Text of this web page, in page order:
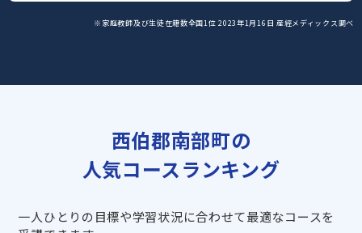
※家庭教師及び生徒在籍数全国1位 2023年1月16日 産經メディックス調べ
西伯郡南部町の
人気コースランキング
一人ひとりの目標や学習状況に合わせて最適なコースを